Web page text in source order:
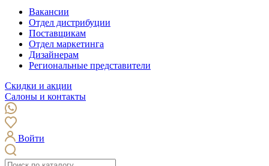
Вакансии
Отдел дистрибуции
Поставщикам
Отдел маркетинга
Дизайнерам
Региональные представители
Скидки и акции
Салоны и контакты
Войти